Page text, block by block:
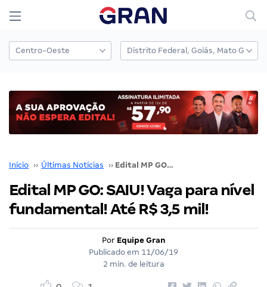
Início ›› Últimas Notícias ›› Edital MP GO: SAIU! Vaga para nível fundamental! Até R$ 3,5 mil!
Edital MP GO: SAIU! Vaga para nível
fundamental! Até R$ 3,5 mil!
Por Equipe Gran
Publicado em 11/06/19
2 min. de leitura